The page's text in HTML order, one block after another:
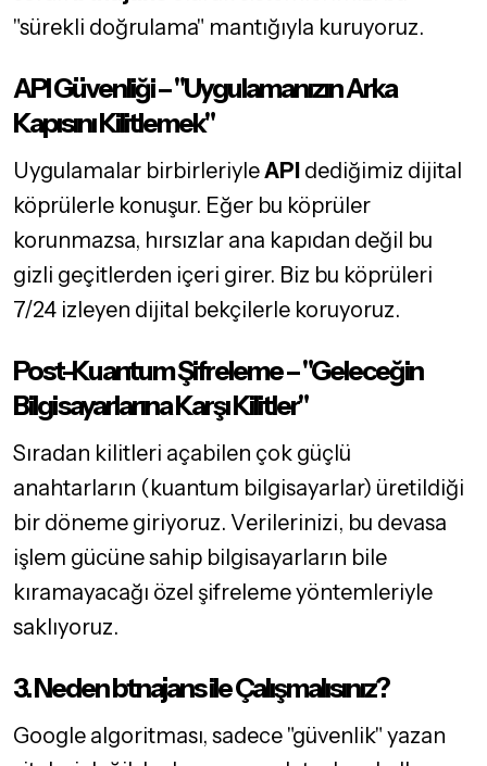
"sürekli doğrulama" mantığıyla kuruyoruz.
API Güvenliği – "Uygulamanızın Arka
Kapısını Kilitlemek"
Uygulamalar birbirleriyleAPI dediğimiz dijital
köprülerle konuşur. Eğer bu köprüler
korunmazsa, hırsızlar ana kapıdan değil bu
gizli geçitlerden içeri girer. Biz bu köprüleri
7/24 izleyen dijital bekçilerle koruyoruz.
Post-Kuantum Şifreleme – "Geleceğin
Bilgisayarlarına Karşı Kilitler"
Sıradan kilitleri açabilen çok güçlü
anahtarların (kuantum bilgisayarlar) üretildiği
bir döneme giriyoruz. Verilerinizi, bu devasa
işlem gücüne sahip bilgisayarların bile
kıramayacağı özel şifreleme yöntemleriyle
saklıyoruz.
3. Neden btnajans ile Çalışmalısınız?
Google algoritması, sadece "güvenlik" yazan